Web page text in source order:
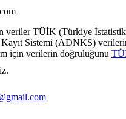
veriler TÜİK (Türkiye
Sistemi (ADNKS)
için verilerin doğruluğunu